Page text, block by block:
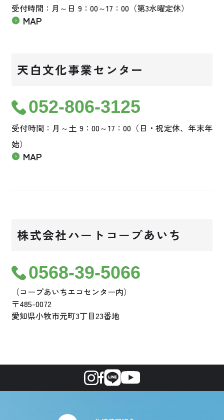
受付時間：月～日 9：00～17：00（第3水曜定休）
MAP
天白文化事業センター
052-806-3125
受付時間：月～土 9：00～17：00（日・祝定休、年末年
始）
MAP
株式会社ハートコープあいち
0568-39-5066
（コープあいちエコセンター内）
〒485-0072
愛知県小牧市元町3丁目23番地